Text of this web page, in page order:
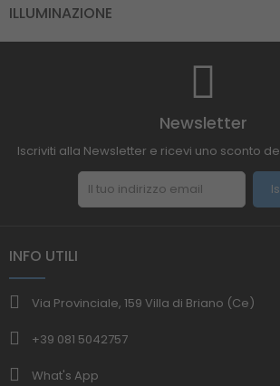
ILLUMINAZIONE
Newsletter
Iscriviti alla Newsletter e ricevi uno sconto
INFO UTILI
Via Provinciale, 159 Villa di Briano (Ce)
+39 081 5042757
What's App